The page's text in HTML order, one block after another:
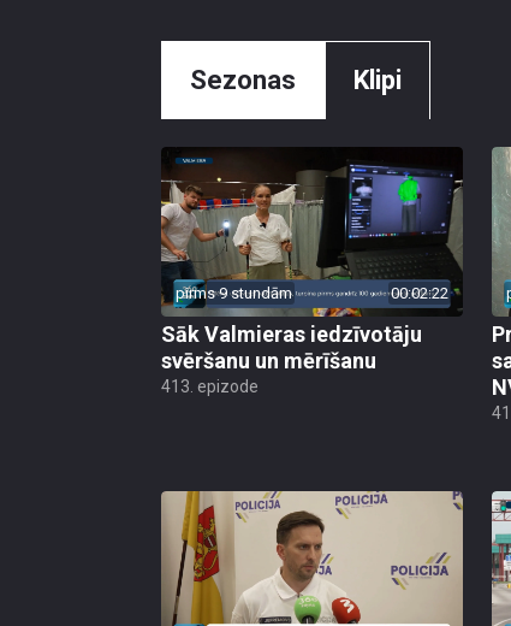
Sezonas Klipi
pirms 9 stundām 00:02:22
Sāk Valmieras iedzīvotāju
svēršanu un mērīšanu
413. epizode